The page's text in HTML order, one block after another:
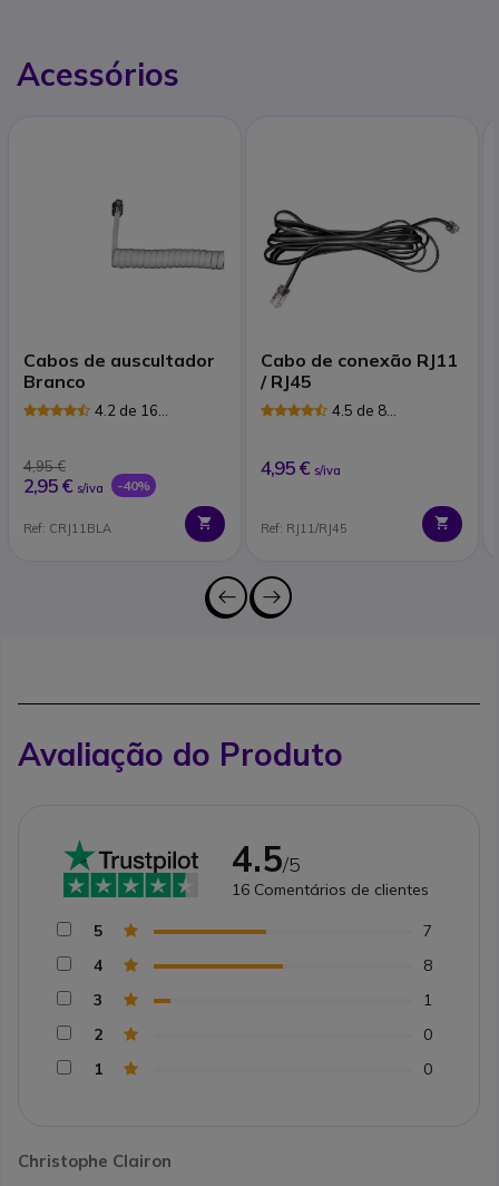
Acessórios
Cabos de auscultador
Branco
4.2 de 16
4,95 €
2,95 € s/iva -40%
Ref: CRJ11BLA
Cabo de conexão RJ11
/ RJ45
4.5 de 8
4,95 € s/iva
Ref: RJ11/RJ45
Avaliação do Produto
Christophe Clairon
4.5/5
16 Comentários de clientes
5
7
4
8
3
1
2
0
1
0